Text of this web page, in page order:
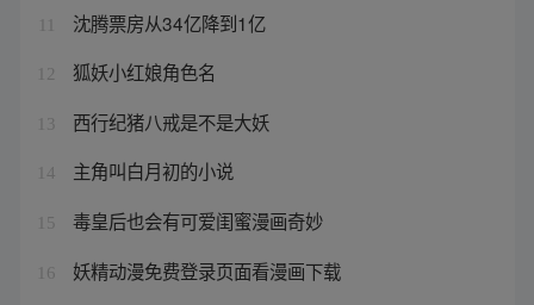
沈腾票房从34亿降到1亿
12 狐妖小红娘角色名
13 西行纪猪八戒是不是大妖
14 主角叫白月初的小说
15 毒皇后也会有可爱闺蜜漫画奇妙
16 妖精动漫免费登录页面看漫画下载